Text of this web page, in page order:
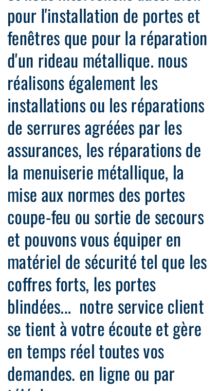
pour l'installation de portes et
fenêtres que pour la réparation
d'un rideau métallique. nous
réalisons également les
installations ou les réparations
de serrures agréées par les
assurances, les réparations de
la menuiserie métallique, la
mise aux normes des portes
coupe-feu ou sortie de secours
et pouvons vous équiper en
matériel de sécurité tel que les
coffres forts, les portes
blindées... notre service client
se tient à votre écoute et gère
en temps réel toutes vos
demandes. en ligne ou par